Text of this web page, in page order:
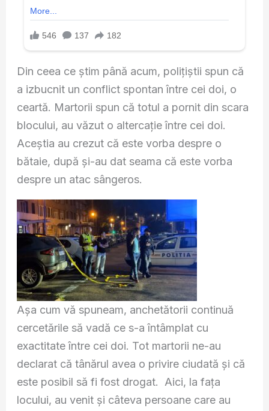
Din ceea ce știm până acum, polițiștii spun că
a izbucnit un conflict spontan între cei doi, o
ceartă. Martorii spun că totul a pornit din scara
blocului, au văzut o altercație între cei doi.
Aceştia au crezut că este vorba despre o
bătaie, după și-au dat seama că este vorba
despre un atac sângeros.
Așa cum vă spuneam, anchetătorii continuă
cercetările să vadă ce s-a întâmplat cu
exactitate între cei doi. Tot martorii ne-au
declarat că tânărul avea o privire ciudată şi că
este posibil să fi fost drogat. Aici, la fața
locului, au venit și câteva persoane care au